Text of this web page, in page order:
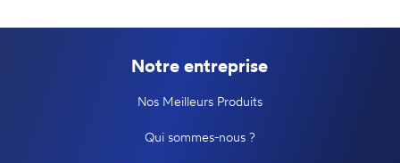
Notre entreprise
Nos Meilleurs Produits
Qui sommes-nous ?